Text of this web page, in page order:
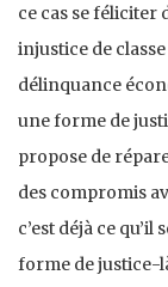
ce cas se féliciter
injustice de
délinquance
une forme de
propose de
des compromis
c’est déjà ce
forme de justice-